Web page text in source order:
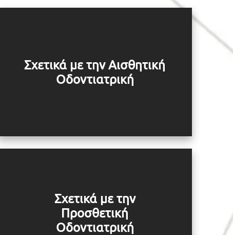
Σχετικά με την Αισθητική
Οδοντιατρική
Σχετικά με την
Προσθετική
Οδοντιατρική